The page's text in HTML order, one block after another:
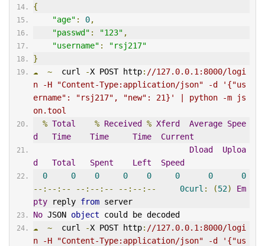
{
"age" : 0,
"passwd" : "123" ,
"username" :
"rsj217"
}
☁
~
  curl
-X POST http: //127.0.0.1:8000/logi
n -H "Content-Type:application/json" -d '{"us
ername": "rsj217", "new": 21}' | python -m js
on.tool
% Total % Received % Xferd Average Spee
d
Time Time Time
Current
Dload
Uploa
d
Total Spent Left
Speed
0
0 0 0 0 0 0
0
--:--:--
--:--:-- --:--:-- 0curl : (52)
Em
pty reply from server
No JSON object could be decoded
☁
~
  curl
-X POST http: //127.0.0.1:8000/logi
n -H "Content-Type:application/json" -d '{"us